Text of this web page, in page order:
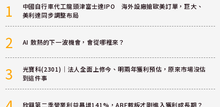
1
中國自行車代工龍頭津富士達IPO 海外設廠搶歐美訂單，巨大、
美利達同步調整布局
2 AI 散熱的下一波機會，會從哪裡來？
3
光寶科(2301)｜法人全面上修今、明兩年獲利預估，原來市場沒估
到這件事
欣興第二季營業利益暴增141%，ABF載板才剛進入獲利成長期？